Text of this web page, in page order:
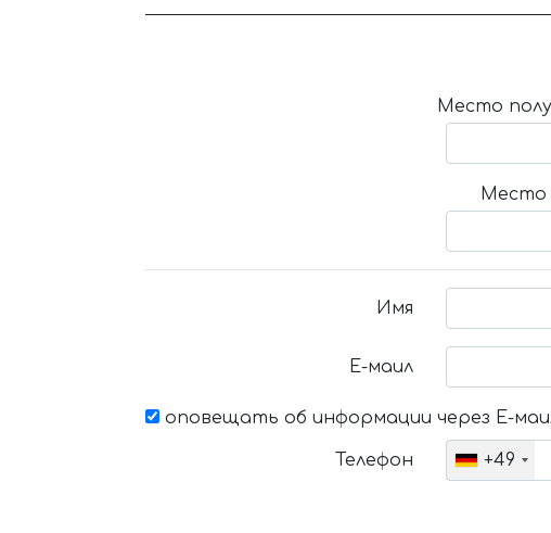
Место
Место
Имя
Е-маил
оповещать об информации через Е-
Телефон +49